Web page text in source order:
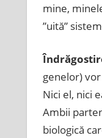
mine,
”uită”
genelor)
Nici el, nici
Ambii
biologică